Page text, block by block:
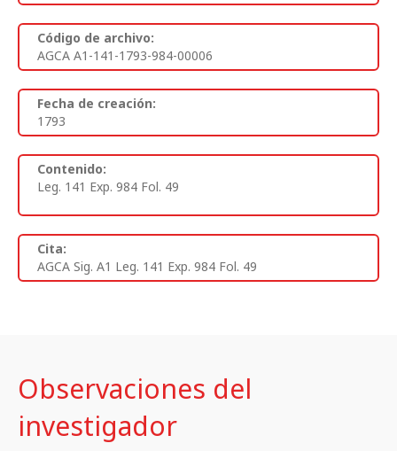
Código de archivo:
AGCA A1-141-1793-984-00006
Fecha de creación:
1793
Contenido:
Leg. 141 Exp. 984 Fol. 49
Cita:
AGCA Sig. A1 Leg. 141 Exp. 984 Fol. 49
Observaciones del
investigador